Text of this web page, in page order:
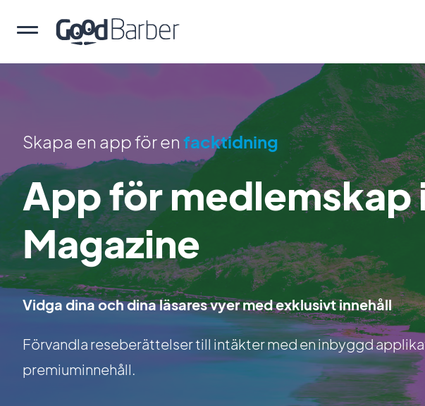
Skapa en app för en facktidning
App för medlemskap
Magazine
Vidga dina och dina läsares vyer med exklusivt innehåll
Förvandla reseberättelser till intäkter med en inbyggd
premiuminnehåll.